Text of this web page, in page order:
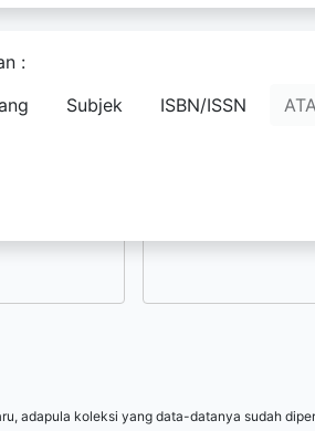
:
Subjek ISBN/ISSN
Pilih subjek yang
adapula koleksi yang data-datanya sudah